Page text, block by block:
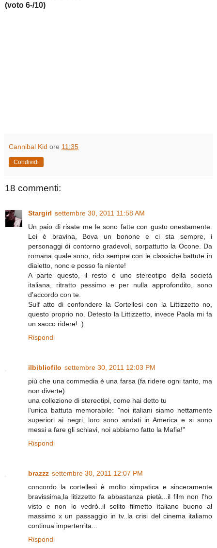
(voto 6-/10)
Cannibal Kid ore 11:35
Condividi
18 commenti:
Stargirl settembre 30, 2011 11:58 AM
Un paio di risate me le sono fatte con gusto onestamente.
Lei è bravina, Bova un bonone e ci sta sempre, i
personaggi di contorno gradevoli, sorpattutto la Ocone. Da
romana quale sono, rido sempre con le classiche battute in
dialetto, nonc e posso fa niente!
A parte questo, il resto è uno stereotipo della società
italiana, ritratto pessimo e per nulla approfondito, sono
d'accordo con te.
Sulf atto di confondere la Cortellesi con la Littizzetto no,
questo proprio no. Detesto la Littizzetto, invece Paola mi fa
un sacco ridere! :)
Rispondi
ilbibliofilo settembre 30, 2011 12:03 PM
più che una commedia è una farsa (fa ridere ogni tanto, ma
non diverte)
una collezione di stereotipi, come hai detto tu
l'unica battuta memorabile: "noi italiani siamo nettamente
superiori ai negri, loro sono andati in America e si sono
messi a fare gli schiavi, noi abbiamo fatto la Mafia!"
Rispondi
brazzz settembre 30, 2011 12:07 PM
concordo..la cortellesi è molto simpatica e sinceramente
bravissima,la litizzetto fa abbastanza pietà...il film non l'ho
visto e non lo vedrò..il solito filmetto italiano buono al
massimo x un passaggio in tv..la crisi del cinema italiamo
continua imperterrita...
Rispondi